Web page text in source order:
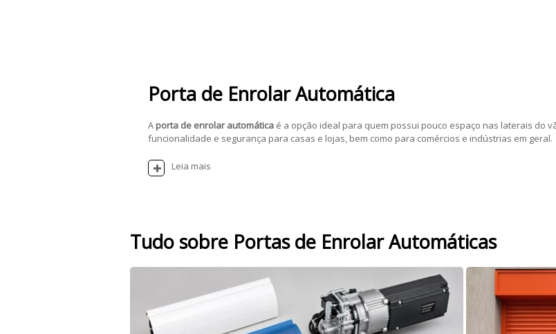
Porta de Enrolar Automática
A porta de enrolar automática é a opção ideal para quem possui pouco espaço nas laterais do
funcionalidade e segurança para casas e lojas, bem como para comércios e indústrias em geral.
Leia mais
Tudo sobre Portas de Enrolar Automáticas